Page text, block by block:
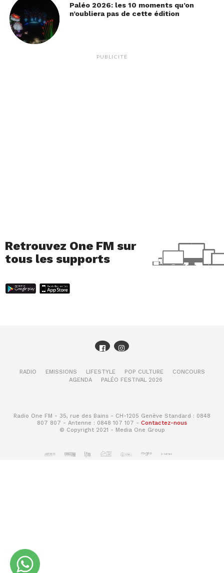
Paléo 2026: les 10 moments qu’on
n’oubliera pas de cette édition
PUBLICITÉ
Retrouvez One FM sur
tous les supports
RADIO EMISSIONS LIFESTYLE POP CULTURE
CONCOURS
AGENDA
PALÉO FESTIVAL 2026
Radio One FM - 35, rue des Bains - CH-1205 Genève Standard : 0848
807 807 - Antenne : 0848 107 107 - Contactez-nous
© Copyright 2021 - Media One Group